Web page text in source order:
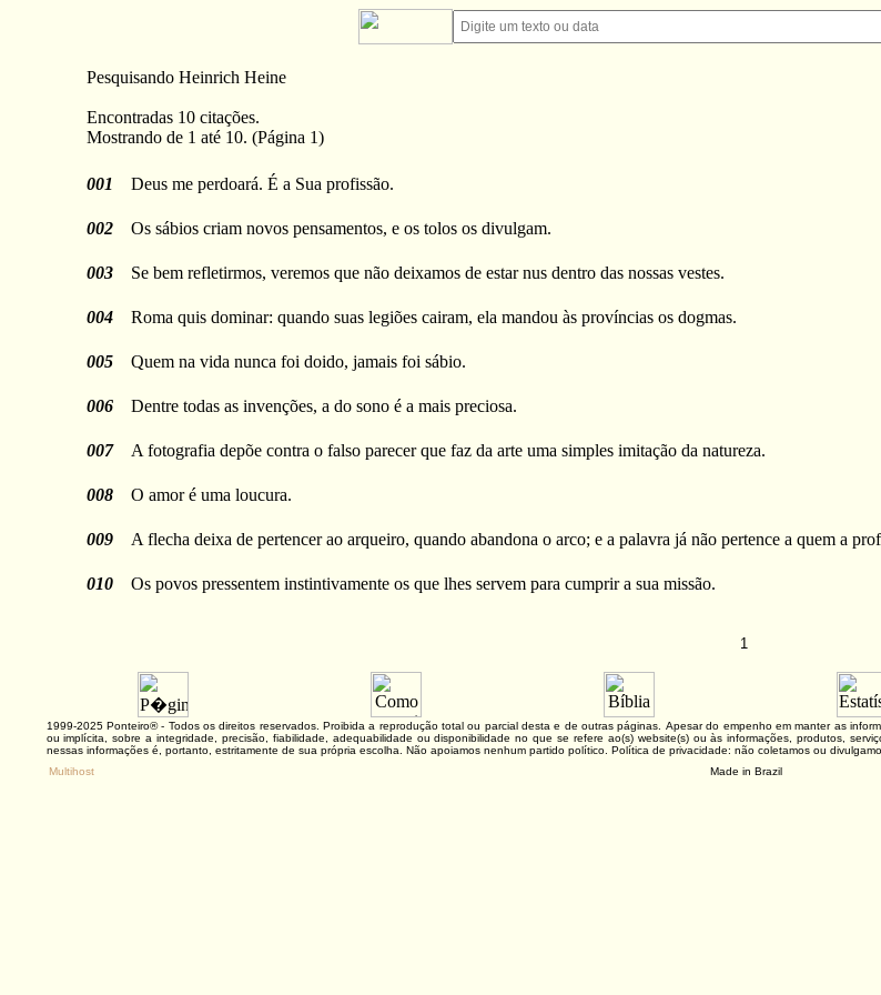
Pesquisando Heinrich Heine
Encontradas 10 citações.
Mostrando de 1 até 10. (Página 1)
001 Deus me perdoará. É a Sua profissão.
002 Os sábios criam novos pensamentos, e os tolos os divulgam.
003 Se bem refletirmos, veremos que não deixamos de estar nus dentro das nossas vestes.
004 Roma quis dominar: quando suas legiões cairam, ela mandou às províncias os dogmas.
005 Quem na vida nunca foi doido, jamais foi sábio.
006 Dentre todas as invenções, a do sono é a mais preciosa.
007 A fotografia depõe contra o falso parecer que faz da arte uma simples imitação da natureza.
008 O amor é uma loucura.
009 A flecha deixa de pertencer ao arqueiro, quando abandona o arco; e a palavra já não pertence a quem a
010 Os povos pressentem instintivamente os que lhes servem para cumprir a sua missão.
1
1999-2025 Ponteiro® - Todos os direitos reservados. Proibida a reprodução total ou parcial desta e de outras páginas. Apesar do empenho em manter as
ou implícita, sobre a integridade, precisão, fiabilidade, adequabilidade ou disponibilidade no que se refere ao(s) website(s) ou às informações, produtos,
nessas informações é, portanto, estritamente de sua própria escolha. Não apoiamos nenhum partido político. Política de privacidade: não coletamos ou
Multihost
Made in Brazil